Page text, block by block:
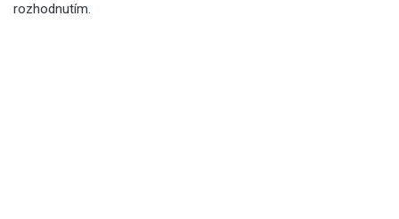
rozhodnutím.